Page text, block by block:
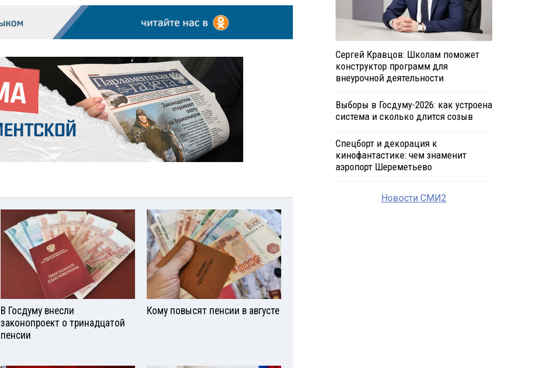
В Госдуму внесли
законопроект о тринадцатой
пенсии
Кому повысят пенсии в августе
Сергей Кравцов: Школам поможет
конструктор программ для
внеурочной деятельности
Выборы в Госдуму-2026: как устроена
система и сколько длится созыв
Спецборт и декорация к
кинофантастике: чем знаменит
аэропорт Шереметьево
Новости СМИ2